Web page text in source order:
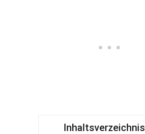
Inhaltsverzeichnis